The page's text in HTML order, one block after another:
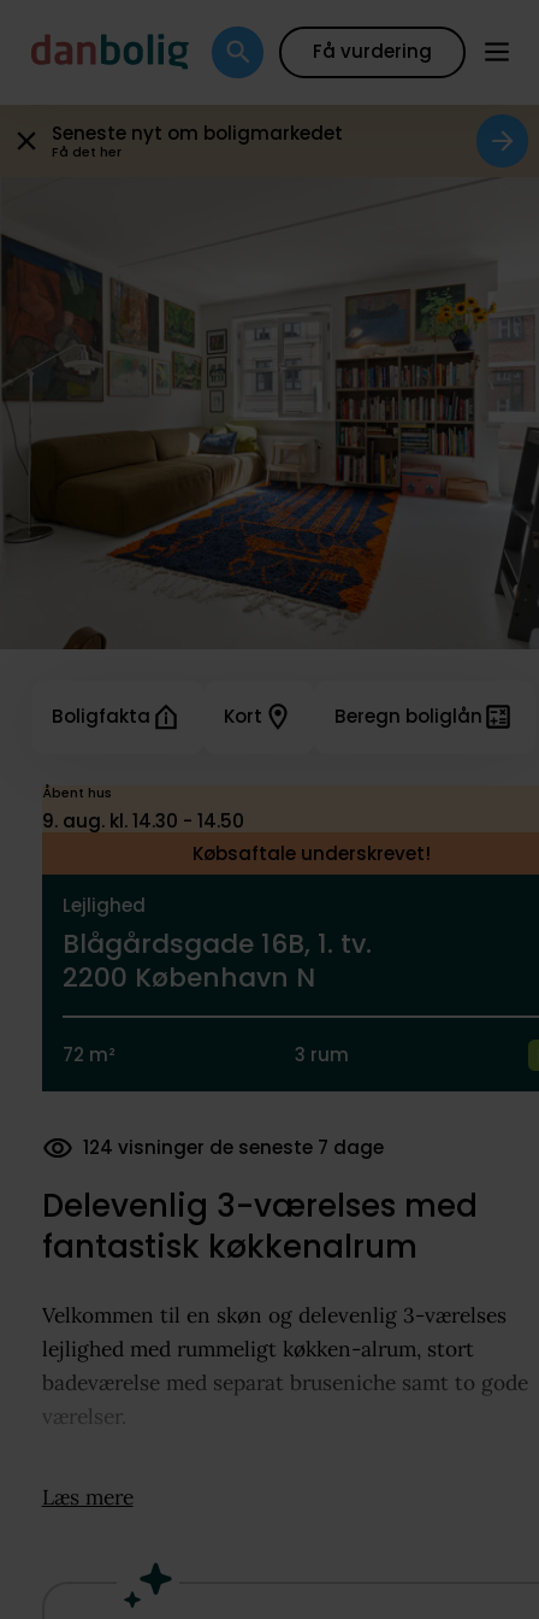
Få vurdering
Seneste nyt om boligmarkedet
Få det her
Åbent hus
9. aug. kl. 14.30 - 14.50
Købsaftale underskrevet!
Lejlighed
Blågårdsgade 16B, 1. tv.
2200 København N
72 m² 3 rum
Boligfakta Kort Beregn boliglån
169 dokumenter downloadet
Delevenlig 3-værelses med
fantastisk køkkenalrum
Velkommen til en skøn og delevenlig 3-værelses
lejlighed med rummeligt køkken-alrum, stort
badeværelse med separat bruseniche samt to gode
værelser.
LEJLIGHEDEN: Du bydes velkommen af en god
samt to værelser. Badeværelset er stort og
Læs mere
Galleri Boligfakta Kort Beregn boliglån